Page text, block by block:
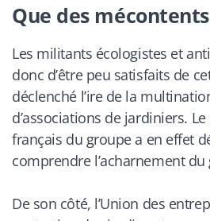
Que des mécontents
Les militants écologistes et
donc d’être peu satisfaits de
déclenché l’ire de la
d’associations de jardiniers.
français du groupe a en effet
comprendre l’acharnement
De son côté, l’Union des